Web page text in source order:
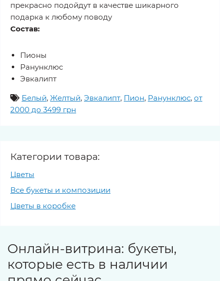
прекрасно подойдут в качестве шикарного
подарка к любому поводу
Состав:
Пионы
Ранунклюс
Эвкалипт
Белый, Желтый, Эвкалипт, Пион, Ранунклюс, от
2000 до 3499 грн
Категории товара:
Цветы
Все букеты и композиции
Цветы в коробке
Онлайн-витрина: букеты,
которые есть в наличии